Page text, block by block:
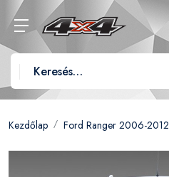
Kezdőlap Ford Ranger 2006-2012